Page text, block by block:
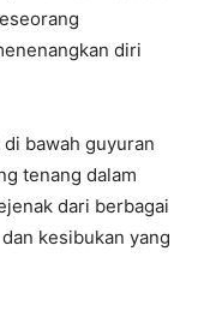
diri
bawah guyuran
tenang dalam
dari berbagai
kesibukan yang